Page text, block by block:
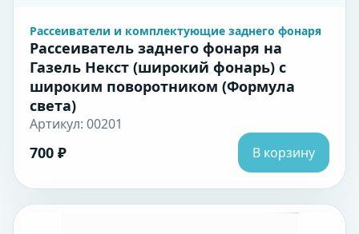
Рассеиватели и комплектующие заднего фонаря
Рассеиватель заднего фонаря на
Газель Некст (широкий фонарь) с
широким поворотником (Формула
света)
Артикул: 00201
700 ₽ В корзину